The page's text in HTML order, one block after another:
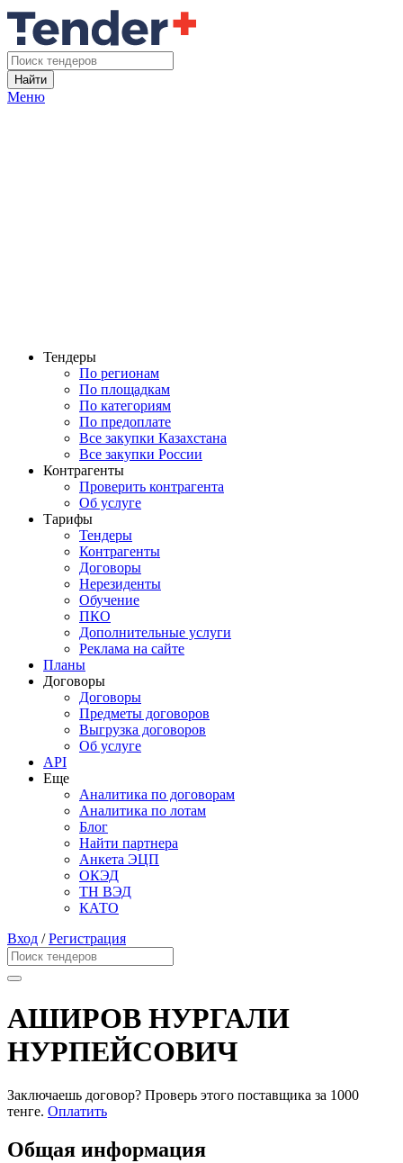
Найти
Меню
Тендеры
По регионам
По площадкам
По категориям
По предоплате
Все закупки Казахстана
Все закупки России
Контрагенты
Проверить контрагента
Об услуге
Тарифы
Тендеры
Контрагенты
Договоры
Нерезиденты
Обучение
ПКО
Дополнительные услуги
Реклама на сайте
Планы
Договоры
Договоры
Предметы договоров
Выгрузка договоров
Об услуге
API
Еще
Аналитика по договорам
Аналитика по лотам
Блог
Найти партнера
Анкета ЭЦП
ОКЭД
ТН ВЭД
КАТО
Вход /Регистрация
АШИРОВ НУРГАЛИ
НУРПЕЙСОВИЧ
Заключаешь договор? Проверь этого поставщика за 1000
тенге. Оплатить
Общая информация